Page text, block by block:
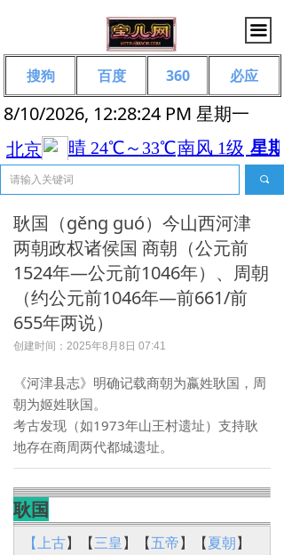
끀
8/10/2026, 12:28:25 PM 星期一
끠
搜狗 百度 360 必应
耿国（gěng guó）今山西河津
两朝政权诸侯国 商朝（公元前
1524年—公元前1046年）、周朝
（约公元前1046年—前661/前
655年两说）
创建时间： 2025年8月8日 07:41
《河津县志》明确记载商朝为嬴姓耿国，周
朝为姬姓耿国。
考古发现（如1973年山王村遗址）支持耿
地存在商周两代都城遗址。
耿国
【上古】【三皇】【五帝】【夏朝】